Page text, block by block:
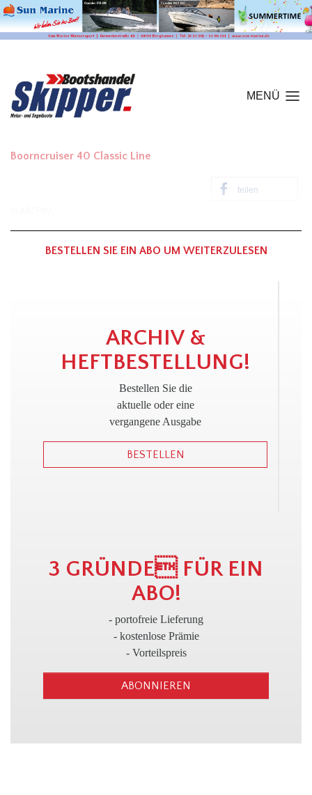
MENÜ
Boorncruiser 40 Classic Line
teilen
BESTELLEN SIE EIN ABO UM WEITERZULESEN
!
ARCHIV &
HEFTBESTELLUNG!
Bestellen Sie die
aktuelle oder eine
vergangene Ausgabe
BESTELLEN
3
3 GRÜNDE FÜR EIN
ABO!
- portofreie Lieferung
- kostenlose Prämie
- Vorteilspreis
ABONNIEREN